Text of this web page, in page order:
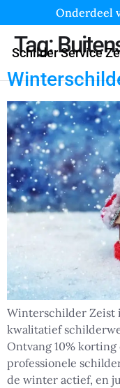
Onderdeel
Schilder Service
Tag:
Winterschilder Zeist
kwalitatief
Ontvang 10%
professionele
de winter actief, en